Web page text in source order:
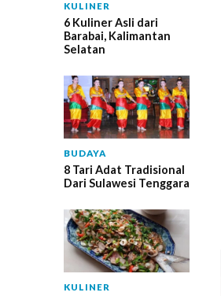
KULINER
6 Kuliner Asli dari
Barabai, Kalimantan
Selatan
BUDAYA
8 Tari Adat Tradisional
Dari Sulawesi Tenggara
KULINER